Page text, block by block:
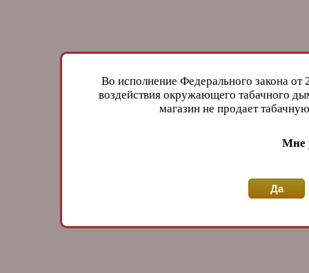
Во исполнение Федерального закона
воздействия окружающего табачного
магазин не продает
Мне
Да